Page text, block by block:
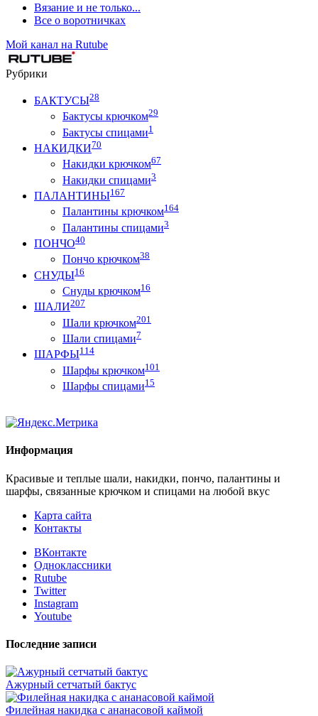
Вязание и не только...
Все о воротничках
Мой канал на Rutube
Рубрики
БАКТУСЫ28
Бактусы крючком29
Бактусы спицами1
НАКИДКИ70
Накидки крючком67
Накидки спицами3
ПАЛАНТИНЫ167
Палантины крючком164
Палантины спицами3
ПОНЧО40
Пончо крючком38
СНУДЫ16
Снуды крючком16
ШАЛИ207
Шали крючком201
Шали спицами7
ШАРФЫ114
Шарфы крючком101
Шарфы спицами15
Информация
Красивые и теплые шали, накидки, пончо, палантины и
шарфы, связанные крючком и спицами на любой вкус
Карта сайта
Контакты
ВКонтакте
Одноклассники
Rutube
Twitter
Instagram
Youtube
Последние записи
Ажурный сетчатый бактус
Филейная накидка с ананасовой каймой